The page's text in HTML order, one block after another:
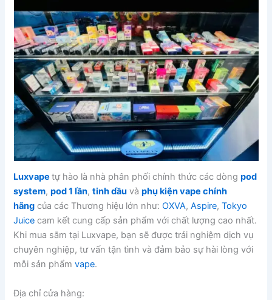
Luxvapetự hào là nhà phân phối chính thức các dòngpod
system,pod 1 lần,tinh dầu vàphụ kiện vape chính
hãng của các Thương hiệu lớn như:OXVA,Aspire,Tokyo
Juice cam kết cung cấp sản phẩm với chất lượng cao nhất.
Khi mua sắm tại Luxvape, bạn sẽ được trải nghiệm dịch vụ
chuyên nghiệp, tư vấn tận tình và đảm bảo sự hài lòng với
mỗi sản phẩmvape.
Địa chỉ cửa hàng: